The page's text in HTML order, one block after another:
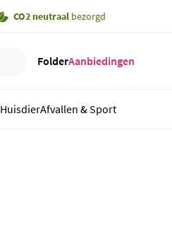
CO2 neutraal bezorgd
FolderAanbiedingen
HuisdierAfvallen & Sport